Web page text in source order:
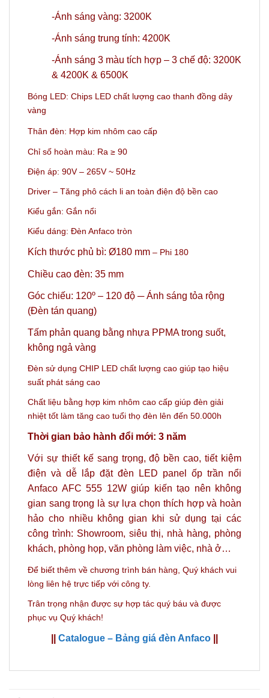
-Ánh sáng vàng: 3200K
-Ánh sáng trung tính: 4200K
-Ánh sáng 3 màu tích hợp – 3 chế độ: 3200K
& 4200K & 6500K
Bóng LED: Chips LED chất lượng cao thanh đồng dây
vàng
Thân đèn: Hợp kim nhôm cao cấp
Chỉ số hoàn màu: Ra ≥ 90
Điện áp: 90V – 265V ~ 50Hz
Driver – Tăng phô cách li an toàn điện độ bền cao
Kiểu gắn: Gắn nổi
Kiểu dáng: Đèn Anfaco tròn
Kích thước phủ bì: Ø180 mm – Phi 180
Chiều cao đèn: 35 mm
Góc chiếu: 120º – 120 độ ─ Ánh sáng tỏa rộng
(Đèn tán quang)
Tấm phản quang bằng nhựa PPMA trong suốt,
không ngả vàng
Đèn sử dụng CHIP LED chất lượng cao giúp tạo hiệu
suất phát sáng cao
Chất liệu bằng hợp kim nhôm cao cấp giúp đèn giải
nhiệt tốt làm tăng cao tuổi thọ đèn lên đến 50.000h
Thời gian bảo hành đổi mới: 3 năm
Với sự thiết kế sang trọng, độ bền cao, tiết kiệm
điện và dễ lắp đặt đèn LED panel ốp trần nổi
Anfaco AFC 555 12W giúp kiến tạo nên không
gian sang trọng là sự lựa chọn thích hợp và hoàn
hảo cho nhiều không gian khi sử dụng tại các
công trình: Showroom, siêu thị, nhà hàng, phòng
khách, phòng họp, văn phòng làm việc, nhà ở…
Để biết thêm về chương trình bán hàng, Quý khách vui
lòng liên hệ trực tiếp với công ty.
Trân trọng nhận được sự hợp tác quý báu và được
phục vụ Quý khách!
Catalogue – Bảng giá đèn Anfaco